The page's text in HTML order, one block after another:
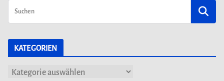
KATEGORIEN